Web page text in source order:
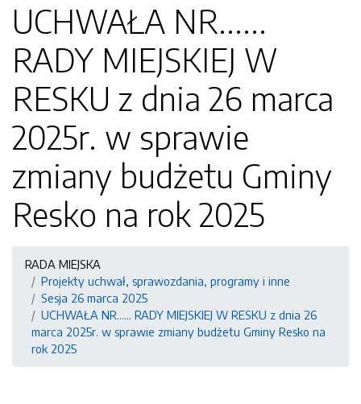
UCHWAŁA NR......
RADY MIEJSKIEJ W
RESKU z dnia 26 marca
2025r. w sprawie
zmiany budżetu Gminy
Resko na rok 2025
RADA MIEJSKA
Projekty uchwał, sprawozdania, programy i inne
Sesja 26 marca 2025
UCHWAŁA NR...... RADY MIEJSKIEJ W RESKU z dnia 26
marca 2025r. w sprawie zmiany budżetu Gminy Resko na
rok 2025